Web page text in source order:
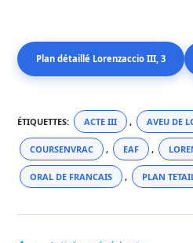
Plan détaillé Lorenzaccio III, 3
ÉTIQUETTES: ACTE III , AVEU DE
COURSENVRAC , EAF ,
ORAL DE FRANCAIS , PLAN